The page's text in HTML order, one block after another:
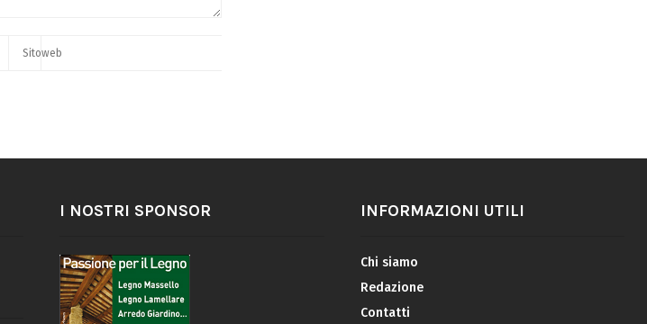
I NOSTRI SPONSOR INFORMAZIONI UTILI
Chi siamo
Redazione
Contatti